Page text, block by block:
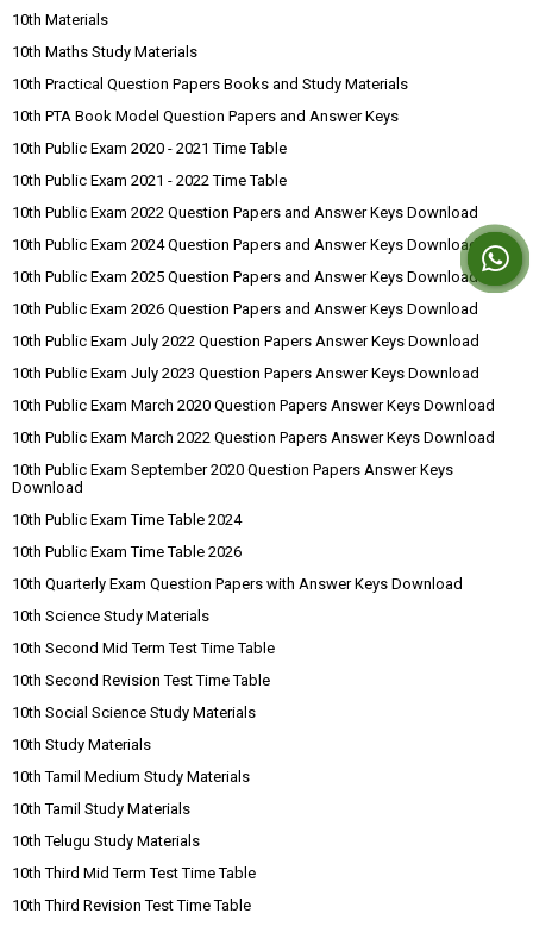
10th Materials
10th Maths Study Materials
10th Practical Question Papers Books and Study Materials
10th PTA Book Model Question Papers and Answer Keys
10th Public Exam 2020 - 2021 Time Table
10th Public Exam 2021 - 2022 Time Table
10th Public Exam 2022 Question Papers and Answer Keys Download
10th Public Exam 2024 Question Papers and Answer Keys Download
10th Public Exam 2025 Question Papers and Answer Keys Download
10th Public Exam 2026 Question Papers and Answer Keys Download
10th Public Exam July 2022 Question Papers Answer Keys Download
10th Public Exam July 2023 Question Papers Answer Keys Download
10th Public Exam March 2020 Question Papers Answer Keys Download
10th Public Exam March 2022 Question Papers Answer Keys Download
10th Public Exam September 2020 Question Papers Answer Keys
Download
10th Public Exam Time Table 2024
10th Public Exam Time Table 2026
10th Quarterly Exam Question Papers with Answer Keys Download
10th Science Study Materials
10th Second Mid Term Test Time Table
10th Second Revision Test Time Table
10th Social Science Study Materials
10th Study Materials
10th Tamil Medium Study Materials
10th Tamil Study Materials
10th Telugu Study Materials
10th Third Mid Term Test Time Table
10th Third Revision Test Time Table